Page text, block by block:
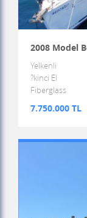
2008 Model
Yelkenli
?kinci El
Fiberglass
7.750.000 TL